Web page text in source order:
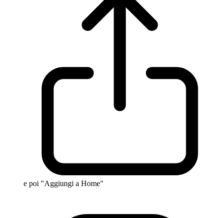
e poi "Aggiungi a Home"